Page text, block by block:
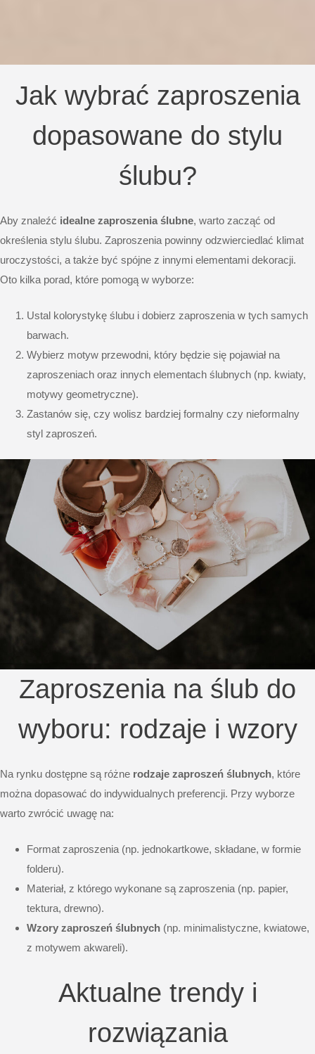
Jak wybrać zaproszenia
dopasowane do stylu
ślubu?
Aby znaleźć idealne zaproszenia ślubne, warto zacząć od
określenia stylu ślubu. Zaproszenia powinny odzwierciedlać klimat
uroczystości, a także być spójne z innymi elementami dekoracji.
Oto kilka porad, które pomogą w wyborze:
Ustal kolorystykę ślubu i dobierz zaproszenia w tych samych
barwach.
Wybierz motyw przewodni, który będzie się pojawiał na
zaproszeniach oraz innych elementach ślubnych (np. kwiaty,
motywy geometryczne).
Zastanów się, czy wolisz bardziej formalny czy nieformalny
styl zaproszeń.
Zaproszenia na ślub do
wyboru: rodzaje i wzory
Na rynku dostępne są różne rodzaje zaproszeń ślubnych, które
można dopasować do indywidualnych preferencji. Przy wyborze
warto zwrócić uwagę na:
Format zaproszenia (np. jednokartkowe, składane, w formie
folderu).
Materiał, z którego wykonane są zaproszenia (np. papier,
tektura, drewno).
Wzory zaproszeń ślubnych(np. minimalistyczne, kwiatowe,
z motywem akwareli).
Aktualne trendy i
rozwiązania